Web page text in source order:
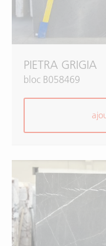
PIETRA GRIGIA
bloc B058469